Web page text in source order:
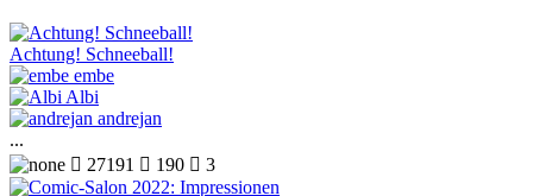
Achtung! Schneeball!
embe
Albi
andrejan
...
 27191  190  3